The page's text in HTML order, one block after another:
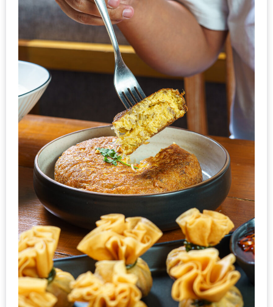
น้า
น้า
อ้วน
ชวน
คุย
นโยบาย
ความ
เป็น
ส่วน
ตัว
นโยบาย